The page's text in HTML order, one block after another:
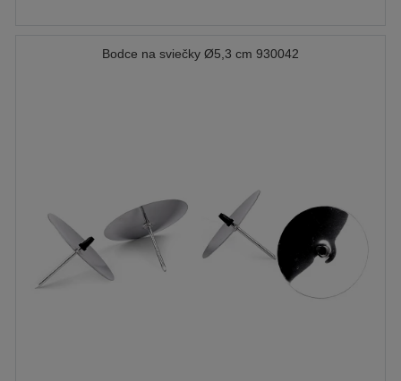
Bodce na sviečky Ø5,3 cm 930042